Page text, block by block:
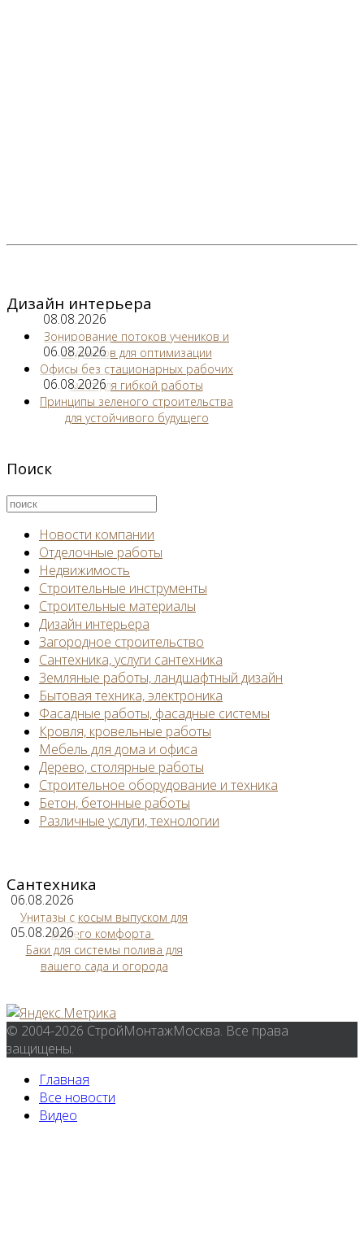
Дизайн интерьера
08.08.2026
Зонирование потоков учеников и
студентов для оптимизации
06.08.2026
Офисы без стационарных рабочих
мест для гибкой работы
06.08.2026
Принципы зеленого строительства
для устойчивого будущего
Поиск
Новости компании
Отделочные работы
Недвижимость
Строительные инструменты
Строительные материалы
Дизайн интерьера
Загородное строительство
Сантехника, услуги сантехника
Земляные работы, ландшафтный дизайн
Бытовая техника, электроника
Фасадные работы, фасадные системы
Кровля, кровельные работы
Мебель для дома и офиса
Дерево, столярные работы
Строительное оборудование и техника
Бетон, бетонные работы
Различные услуги, технологии
Сантехника
06.08.2026
Унитазы с косым выпуском для
вашего комфорта
05.08.2026
Баки для системы полива для
вашего сада и огорода
© 2004-2026 СтройМонтажМосква. Все права
защищены.
Главная
Все новости
Видео